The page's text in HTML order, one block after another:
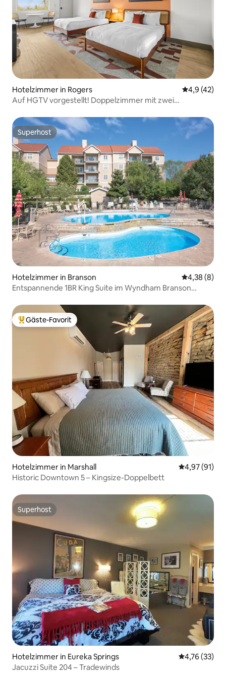
Hotelzimmer in Rogers
4,9 (42)
Auf HGTV vorgestellt! Doppelzimmer mit zwei
Superhost
Superhost
Hotelzimmer in Branson
4,38 (8)
Entspannende 1BR King Suite im Wyndham Branson
Beliebter Gäste-Favorit.
Gäste-Favorit
Hotelzimmer in Marshall
4,97 (91)
Historic Downtown 5 – Kingsize-Doppelbett
Superhost
Superhost
Hotelzimmer in Eureka Springs
4,76 (33)
Jacuzzi Suite 204 – Tradewinds